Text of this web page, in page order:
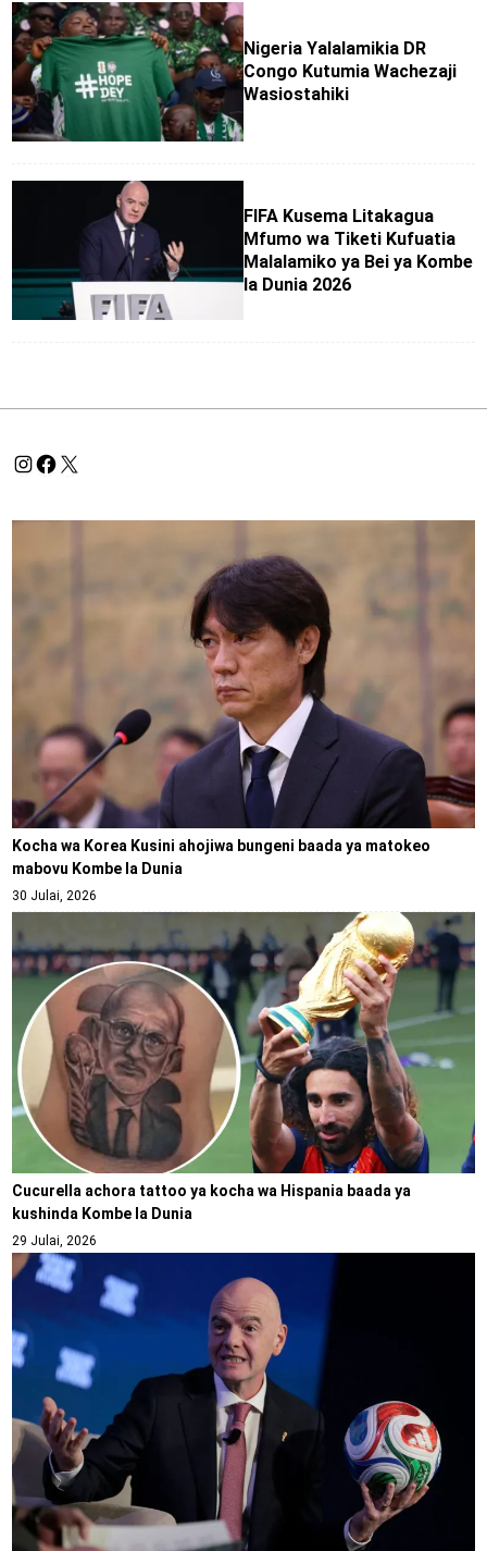
Nigeria Yalalamikia DR
Congo Kutumia Wachezaji
Wasiostahiki
FIFA Kusema Litakagua
Mfumo wa Tiketi Kufuatia
Malalamiko ya Bei ya Kombe
la Dunia 2026
Kocha wa Korea Kusini ahojiwa bungeni baada ya matokeo
mabovu Kombe la Dunia
30 Julai, 2026
Cucurella achora tattoo ya kocha wa Hispania baada ya
kushinda Kombe la Dunia
29 Julai, 2026